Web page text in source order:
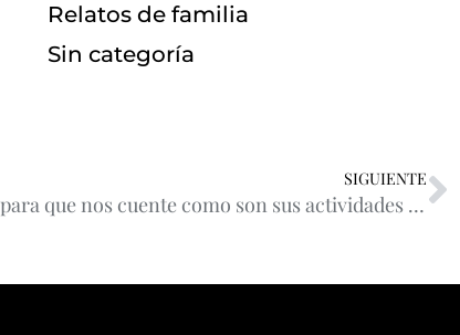
Relatos de familia
Sin categoría
SIGUIENTE
Entrevistamos a María Amézola para que nos cuente como son sus actividades entourísticas